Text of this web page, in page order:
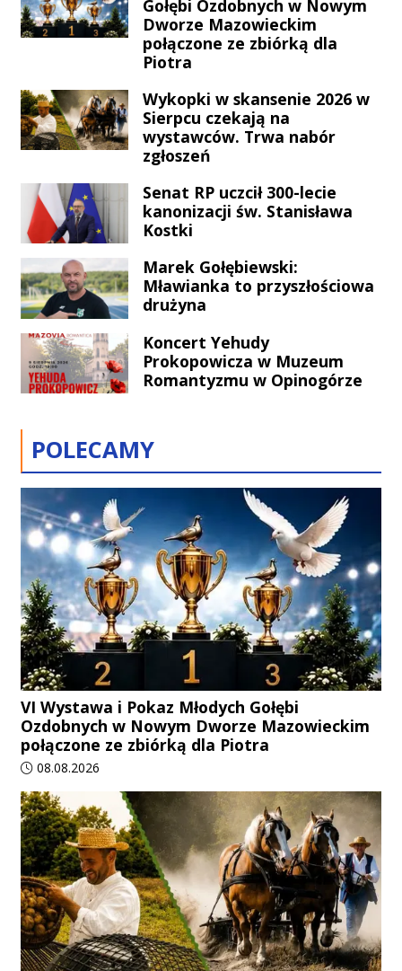
Świgońskiego.
Ruch na tej kluczowej magistrali
kolejowej, zaraz po wypadku,
został całkowicie wstrzymany.
oraz liczne odwołane kursy, co
bezpośrednio dotyka mieszkańców
naszego regionu.
Gołębi Ozdobnych w Nowym
Dworze Mazowieckim
połączone ze zbiórką dla
Piotra
Wykopki w skansenie 2026 w
Sierpcu czekają na
wystawców. Trwa nabór
zgłoszeń
Senat RP uczcił 300-lecie
kanonizacji św. Stanisława
Kostki
Marek Gołębiewski:
Mławianka to przyszłościowa
drużyna
Koncert Yehudy
Prokopowicza w Muzeum
Romantyzmu w Opinogórze
POLECAMY
VI Wystawa i Pokaz Młodych Gołębi
Ozdobnych w Nowym Dworze Mazowieckim
połączone ze zbiórką dla Piotra
Data dodania artykułu:
08.08.2026